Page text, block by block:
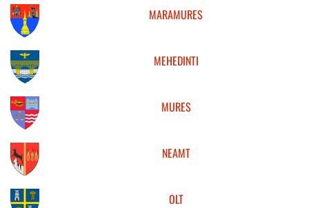
MARAMURES
MEHEDINTI
MURES
NEAMT
OLT